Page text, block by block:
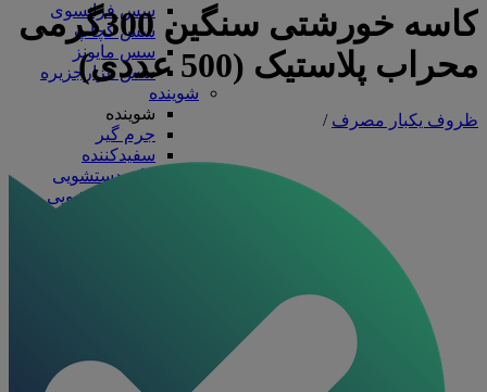
سس فرانسوی
سس کچاپ
سس مایونز
سس هزارجزیره
شوینده
شوینده
جرم گیر
سفیدکننده
مایع دستشویی
مایع ظرفشویی
فویل آلومینیومی
ظروف یکبار مصرف
کاسه خورشتی سنگین 300گرمی
محراب پلاستیک (500 عددی)
ظروف یکبار مصرف /